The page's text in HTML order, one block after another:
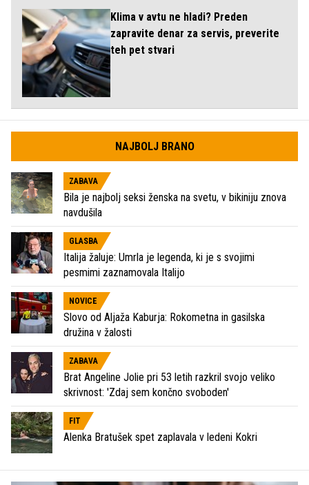
Klima v avtu ne hladi? Preden
zapravite denar za servis, preverite
teh pet stvari
NAJBOLJ BRANO
ZABAVA
Bila je najbolj seksi ženska na svetu, v bikiniju znova
navdušila
GLASBA
Italija žaluje: Umrla je legenda, ki je s svojimi
pesmimi zaznamovala Italijo
NOVICE
Slovo od Aljaža Kaburja: Rokometna in gasilska
družina v žalosti
ZABAVA
Brat Angeline Jolie pri 53 letih razkril svojo veliko
skrivnost: 'Zdaj sem končno svoboden'
FIT
Alenka Bratušek spet zaplavala v ledeni Kokri